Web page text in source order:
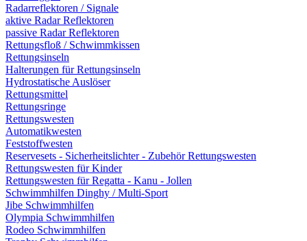
Radarreflektoren / Signale
aktive Radar Reflektoren
passive Radar Reflektoren
Rettungsfloß / Schwimmkissen
Rettungsinseln
Halterungen für Rettungsinseln
Hydrostatische Auslöser
Rettungsmittel
Rettungsringe
Rettungswesten
Automatikwesten
Feststoffwesten
Reservesets - Sicherheitslichter - Zubehör Rettungswesten
Rettungswesten für Kinder
Rettungswesten für Regatta - Kanu - Jollen
Schwimmhilfen Dinghy / Multi-Sport
Jibe Schwimmhilfen
Olympia Schwimmhilfen
Rodeo Schwimmhilfen